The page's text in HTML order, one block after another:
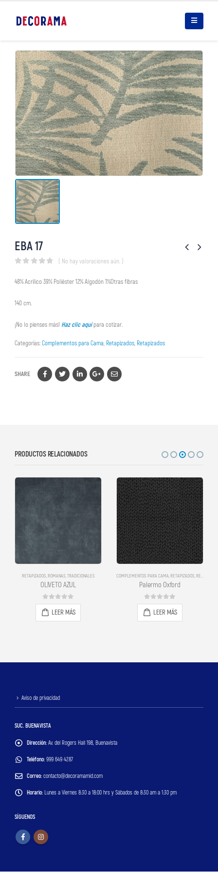
EBA 17
( No hay valoraciones aún. )
48% Acrílico 39% Poliéster 12% Algodón 1%Otras fibras
140 cm.
¡No lo pienses más! Haz clic aquípara cotizar.
Categorías:Complementos para Cama, Retapizados, Retapizados
SHARE
PRODUCTOS RELACIONADOS
RETAPIZADOS, ROMANAS,TRADICIONALES
OLIVETO AZUL
0out of 5
LEER MÁS
COMPLEMENTOS PARA CAMA, RETAPIZADOS, RETAPIZADOS
Palermo Oxford
0out of 5
LEER MÁS
Aviso de privacidad
SUC. BUENAVISTA
Dirección: Av. del Rogers Hall 198, Buenavista
Teléfono: 999 649 4287
Correo: contacto@decoramamid.com
Horario: Lunes a Viernes 8:30 a 18:00 hrs y Sábados de 8:30 am a 1:30 pm
SÍGUENOS